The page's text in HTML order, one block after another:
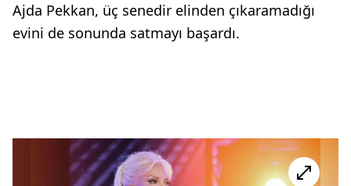
Ajda Pekkan, üç senedir elinden çıkaramadığı
evini de sonunda satmayı başardı.